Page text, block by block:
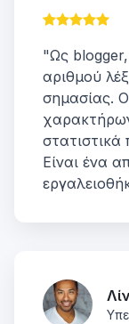
"Ως blogger,
αριθμού
σημασίας.
στατιστικά
Είναι ένα